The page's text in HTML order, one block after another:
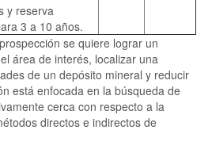
y reserva
3 a 10 años.
se quiere lograr un
área de interés, localizar una
de un depósito mineral y reducir
está enfocada en la búsqueda de
cerca con respecto a la
directos e indirectos de